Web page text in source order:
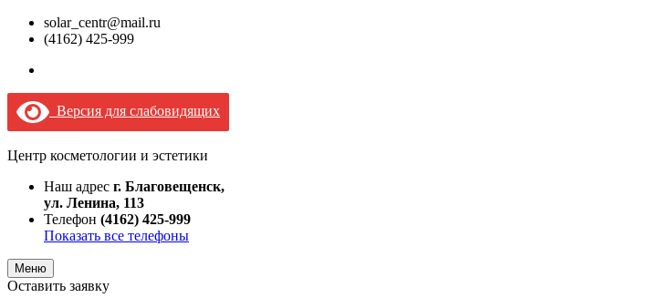
solar_centr@mail.ru
(4162) 425-999
Версия для слабовидящих
Центр косметологии и эстетики
Наш адрес г. Благовещенск,
ул. Ленина, 113
Телефон (4162) 425-999
Показать все телефоны
Меню
Оставить заявку